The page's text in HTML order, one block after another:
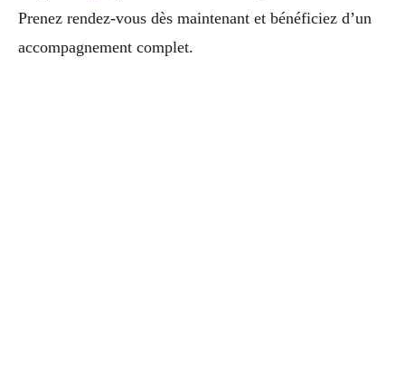
Prenez rendez-vous dès maintenant et bénéficiez d’un
accompagnement complet.